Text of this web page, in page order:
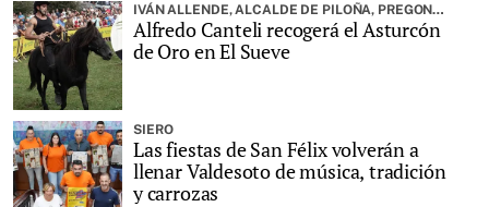
IVÁN ALLENDE, ALCALDE DE PILOÑA, PREGONARÁ LA FIESTA
Alfredo Canteli recogerá el Asturcón
de Oro en El Sueve
SIERO
Las fiestas de San Félix volverán a
llenar Valdesoto de música, tradición
y carrozas